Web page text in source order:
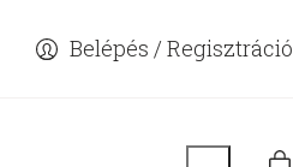
Belépés / Regisztráció